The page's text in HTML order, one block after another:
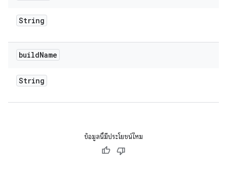
String
buildName
String
ข้อมูลนี้มีประโยชน์ไหม